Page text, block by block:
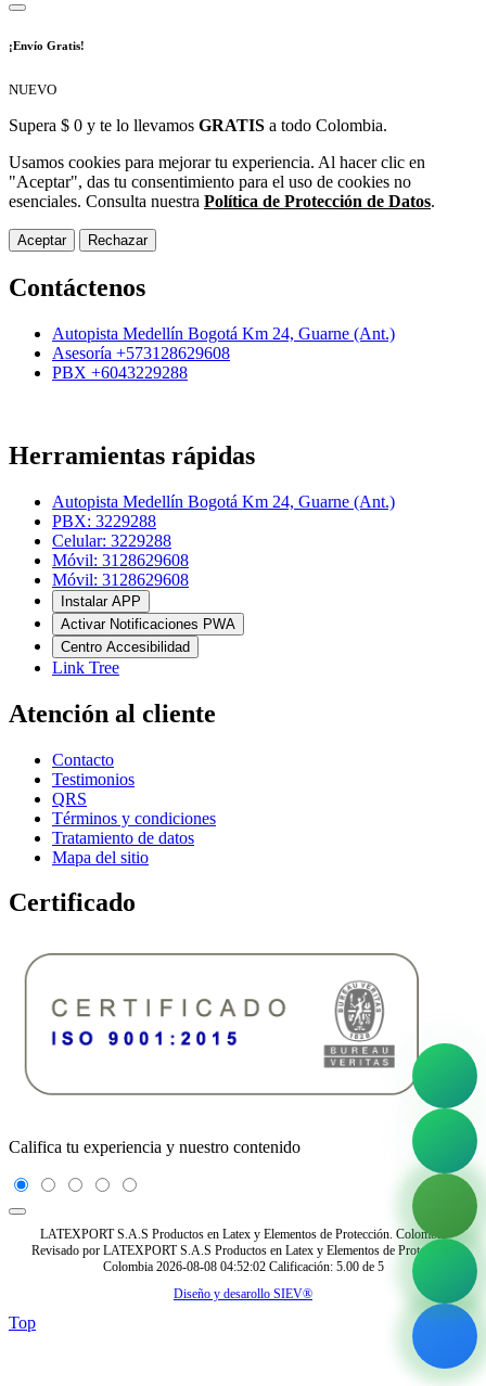
¡Envío Gratis!
NUEVO
Supera $ 0 y te lo llevamos GRATIS a todo Colombia.
Usamos cookies para mejorar tu experiencia. Al hacer clic en
"Aceptar", das tu consentimiento para el uso de cookies no
esenciales. Consulta nuestra Política de Protección de Datos.
Aceptar Rechazar
Contáctenos
Autopista Medellín Bogotá Km 24, Guarne (Ant.)
Asesoría +573128629608
PBX +6043229288
Herramientas rápidas
Autopista Medellín Bogotá Km 24, Guarne (Ant.)
PBX: 3229288
Celular: 3229288
Móvil: 3128629608
Móvil: 3128629608
Instalar APP
Activar Notificaciones PWA
Centro Accesibilidad
Link Tree
Atención al cliente
Contacto
Testimonios
QRS
Términos y condiciones
Tratamiento de datos
Mapa del sitio
Certificado
Califica tu experiencia y nuestro contenido
LATEXPORT S.A.S Productos en Latex y Elementos de Protección. Colombia
Revisado por LATEXPORT S.A.S Productos en Latex y Elementos de Protección.
Colombia 2026-08-08 04:52:02 Calificación: 5.00 de 5
Diseño y desarollo SIEV®
Top